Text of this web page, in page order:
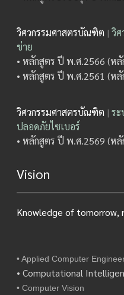
วิศวกรรมศาสตรบัณฑิต | วิ
ข่าย
• หลักสูตร ปี พ.ศ.2566 (ห
• หลักสูตร ปี พ.ศ.2561 (ห
วิศวกรรมศาสตรบัณฑิต | ร
ปลอดภัยไซเบอร์
• หลักสูตร ปี พ.ศ.2569 (ห
Vision
Knowledge of tomorrow,
• Applied Computer
• Computational
• Computer Vision